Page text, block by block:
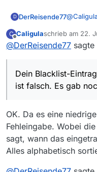
D DerReisende77@
einen
@gerdd
hat sich
oder
Und ja,
C
Offline
Caligulaschrieb am 22.
zuletzt editiert
@DerReisende77 sagte
Dein Blacklist-
ist falsch. Es gab
OK. Da es eine
Fehleingabe. Wobei
sagt, wann das
Alles alphabetisch